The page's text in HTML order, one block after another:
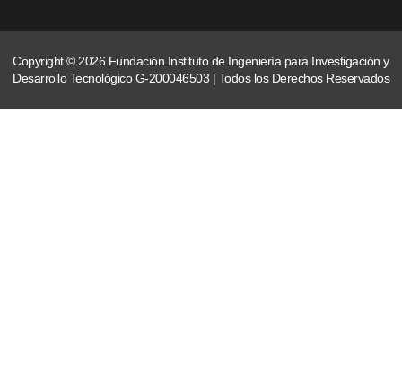
Copyright © 2026 Fundación Instituto de Ingeniería para Investigación y
Desarrollo Tecnológico G-200046503 | Todos los Derechos Reservados